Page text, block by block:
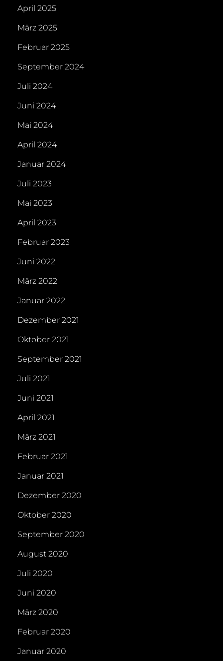
April 2025
März 2025
Februar 2025
September 2024
Juli 2024
Juni 2024
Mai 2024
April 2024
Januar 2024
Juli 2023
Mai 2023
April 2023
Februar 2023
Juni 2022
März 2022
Januar 2022
Dezember 2021
Oktober 2021
September 2021
Juli 2021
Juni 2021
April 2021
März 2021
Februar 2021
Januar 2021
Dezember 2020
Oktober 2020
September 2020
August 2020
Juli 2020
Juni 2020
März 2020
Februar 2020
Januar 2020